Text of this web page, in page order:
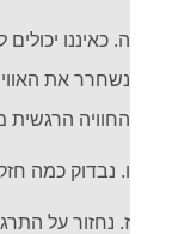
ה. כאיננו
נשחרר את
החוויה
ו. נבדוק כמה
ז. נחזור על